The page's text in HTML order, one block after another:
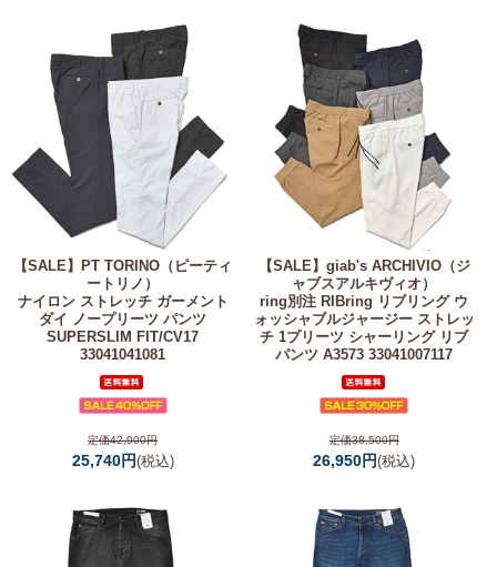
【SALE】
PT TORINO（ピーティ
ートリノ）
ナイロン ストレッチ ガーメント
ダイ ノープリーツ パンツ
SUPERSLIM FIT/CV17
33041041081
定価42,900円
25,740円(税込)
【SALE】 giab's ARCHIVIO（ジ
ャブスアルキヴィオ）
ring別注 RIBring リブリング ウ
ォッシャブルジャージー ストレッ
チ 1プリーツ シャーリング リブ
パンツ A3573 33041007117
定価38,500円
26,950円(税込)